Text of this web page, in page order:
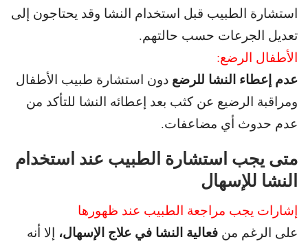
استشارة الطبيب قبل استخدام النشا وقد يحتاجون إلى
تعديل الجرعات حسب حالتهم.
الأطفال الرضع:
عدم إعطاء النشا للرضع دون استشارة طبيب الأطفال
ومراقبة الرضيع عن كثب بعد إعطائه النشا للتأكد من
عدم حدوث أي مضاعفات.
متى يجب استشارة الطبيب عند استخدام
النشا للإسهال
إشارات يجب مراجعة الطبيب عند ظهورها
على الرغم من فعالية النشا في علاج الإسهال، إلا أنه